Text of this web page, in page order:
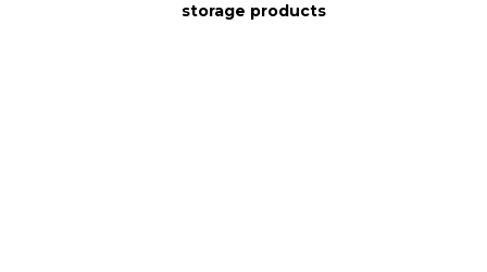
storage products